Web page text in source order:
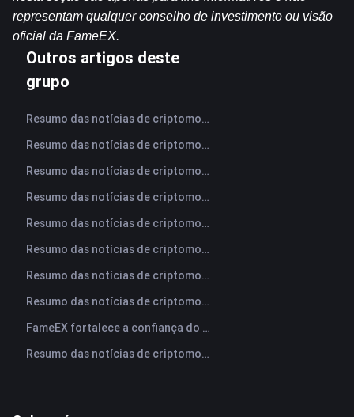
representam qualquer conselho de investimento ou visão
oficial da FameEX.
Outros artigos deste
grupo
Resumo das notícias de criptomoedas da FameEX hoje | 7 de agosto de 2026
Resumo das notícias de criptomoedas da FameEX hoje | 6 de agosto de 2026
Resumo das notícias de criptomoedas da FameEX hoje | 5 de agosto de 2026
Resumo das notícias de criptomoedas da FameEX hoje | 4 de agosto de 2026
Resumo das notícias de criptomoedas da FameEX hoje | 3 de agosto de 2026
Resumo das notícias de criptomoedas da FameEX hoje | 31 de julho de 2026
Resumo das notícias de criptomoedas da FameEX hoje | 30 de julho de 2026
Resumo das notícias de criptomoedas da FameEX hoje | 29 de julho de 2026
FameEX fortalece a confiança do usuário por meio de oito anos de operações estáveis ​​e crescimento global
Resumo das notícias de criptomoedas da FameEX hoje | 28 de julho de 2026